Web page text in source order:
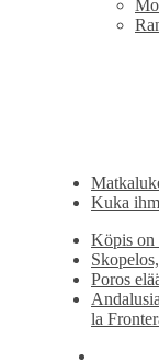
Kuka
Köpis on
Poros
la